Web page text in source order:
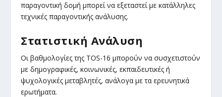
παραγοντική δομή μπορεί να εξεταστεί με κατάλληλες
τεχνικές παραγοντικής ανάλυσης.
Στατιστική Ανάλυση
Οι βαθμολογίες της TOS-16 μπορούν να συσχετιστούν
με δημογραφικές, κοινωνικές, εκπαιδευτικές ή
ψυχολογικές μεταβλητές, ανάλογα με τα ερευνητικά
ερωτήματα.